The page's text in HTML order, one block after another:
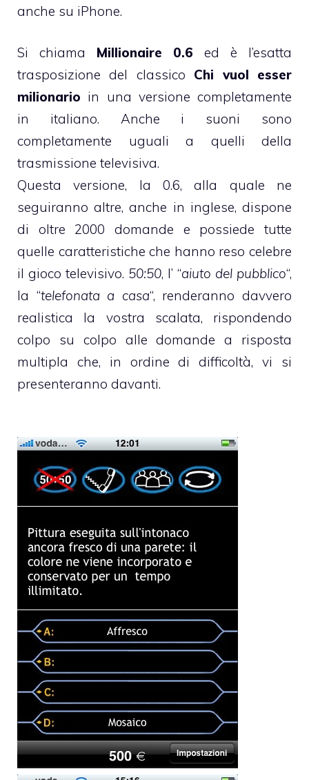
anche su iPhone.
Si chiama Millionaire 0.6 ed è l’esatta
trasposizione del classico Chi vuol esser
milionario in una versione completamente
in italiano. Anche i suoni sono
completamente uguali a quelli della
trasmissione televisiva.
Questa versione, la 0.6, alla quale ne
seguiranno altre, anche in inglese, dispone
di oltre 2000 domande e possiede tutte
quelle caratteristiche che hanno reso celebre
il gioco televisivo. 50:50, l’ “aiuto del pubblico“,
la “telefonata a casa“, renderanno davvero
realistica la vostra scalata, rispondendo
colpo su colpo alle domande a risposta
multipla che, in ordine di difficoltà, vi si
presenteranno davanti.